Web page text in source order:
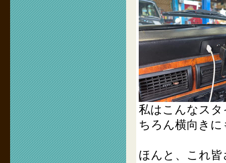
私はこんなス
ちろん横向き
ほんと、これ